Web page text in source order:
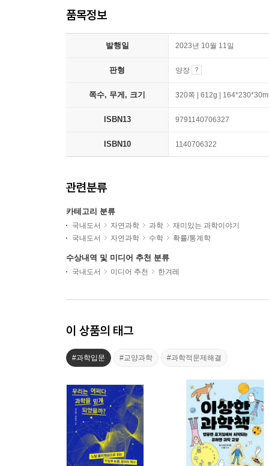
품목정보
발행일 2023년 10월 11일
판형 양장
쪽수, 무게, 크기 320쪽 | 612g |
ISBN13 9791140706327
ISBN10 1140706322
관련분류
카테고리 분류
국내도서 자연과학 과학
재미있는 과학이야기
국내도서
자연과학 수학 확률/통계학
수상내역 및 미디어 추천 분류
국내도서 미디어 추천 한겨레
이 상품의 태그
#과학입문 #교양과학 #과학적문제해결